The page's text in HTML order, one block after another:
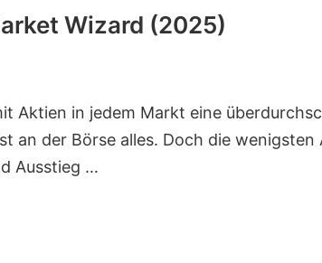
Wizard (2025)
Aktien in jedem Markt eine
an der Börse alles. Doch die wenigsten
Ausstieg …